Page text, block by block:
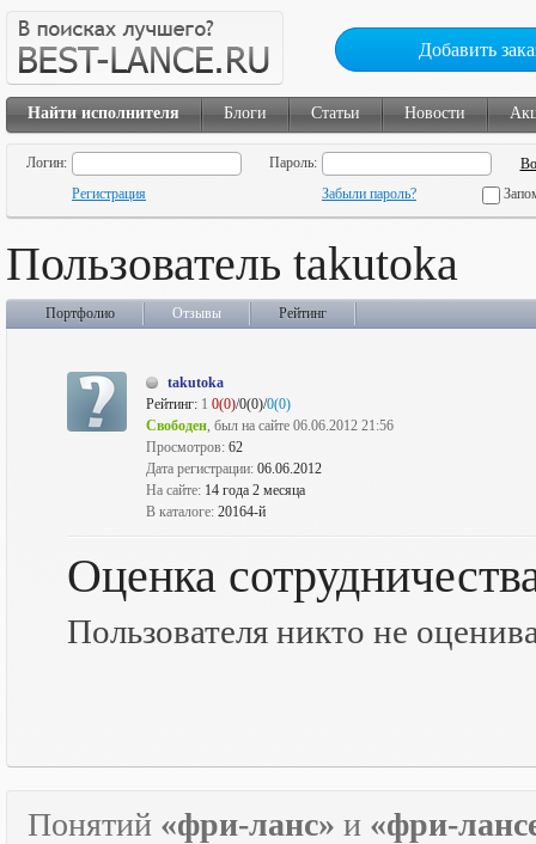
Добавить
Найти исполнителя Блоги Статьи Новости
Логин:
Пароль:
Регистрация
Забыли пароль?
Пользователь takutoka
Портфолио Отзывы Рейтинг
takutoka
Рейтинг: 1 0(0)/0(0)/0(0)
Свободен, был на сайте 06.06.2012 21:56
Просмотров: 62
Дата регистрации: 06.06.2012
На сайте: 14 года 2 месяца
В каталоге: 20164-й
Оценка
Пользователя никто не
Понятий «фри-ланс» и «фри-